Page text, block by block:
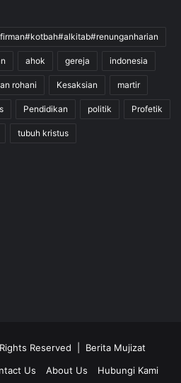
ahok gereja indonesia
rohani Kesaksian martir
Pendidikan politik Profetik
tubuh kristus
Reserved | Berita Mujizat
Us About Us Hubungi Kami